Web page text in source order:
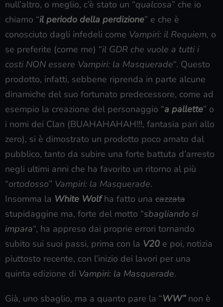
null’altro, o meglio, c’è stato un “qualcosa” che io
chiamo “il periodo della perdizione” e che è
conosciuto dagli infedeli come Vampiri: il Requiem, o
se preferite (come me) “il GDR che vuole a tutti i
costi NON essere Vampiri: la Masquerade“. Questo
prodotto, infatti, sebbene riprenda in parte alcune
dinamiche del suo fortunato predecessore, come ad
esempio la creazione del personaggio “a pallette” o
i nomi dei Clan (BUAHAHAHAH!!!, fantasia pari allo
zero), si è dimostrato un prodotto poco amato dal
pubblico, tanto da subire una forte battuta d’arresto
negli ultimi anni che ha favorito un ritorno al più
“ortodosso” Vampiri: la Masquerade.
Insomma la White Wolf ha fatto una cazzata
stupidaggine ma, forte del motto “sbagliando si
impara“, ha appreso dai proprie errori tornando
subito sui suoi passi, prima con la V20 e poi, notizia
piuttosto recente, con l’inizio dei lavori per una
quinta edizione di Vampiri: la Masquerade.
Già, uno sbaglio, ma a quanto pare la “WW” non è